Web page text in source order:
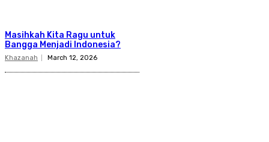
Masihkah Kita Ragu untuk
Bangga Menjadi Indonesia?
Khazanah March 12, 2026